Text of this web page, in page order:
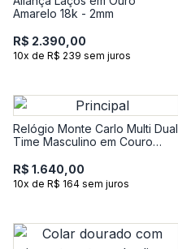
Amarelo 18k - 2mm
R$ 2.390,00
10x de R$ 239 sem juros
Relógio Monte Carlo Multi Dual
Time Masculino em Couro
R$ 1.640,00
10x de R$ 164 sem juros